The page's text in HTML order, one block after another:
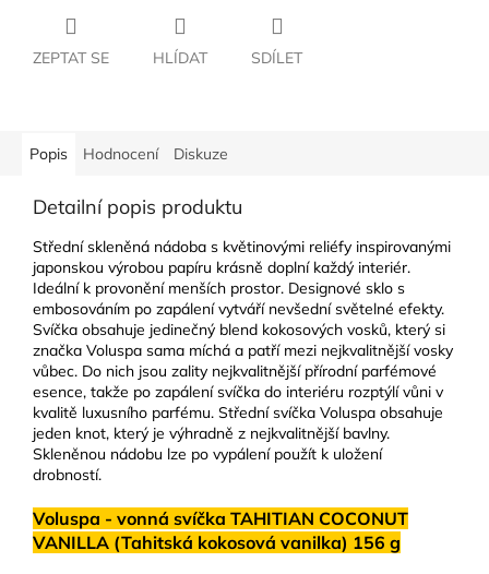
ZEPTAT SE HLÍDAT SDÍLET
Popis Hodnocení Diskuze
Detailní popis produktu
Střední skleněná nádoba s květinovými reliéfy inspirovanými
japonskou výrobou papíru krásně doplní každý interiér.
Ideální k provonění menších prostor. Designové sklo s
embosováním po zapálení vytváří nevšední světelné efekty.
Svíčka obsahuje jedinečný blend kokosových vosků, který si
značka Voluspa sama míchá a patří mezi nejkvalitnější vosky
vůbec. Do nich jsou zality nejkvalitnější přírodní parfémové
esence, takže po zapálení svíčka do interiéru rozptýlí vůni v
kvalitě luxusního parfému. Střední svíčka Voluspa obsahuje
jeden knot, který je výhradně z nejkvalitnější bavlny.
Skleněnou nádobu lze po vypálení použít k uložení
drobností.
Voluspa - vonná svíčka TAHITIAN COCONUT
VANILLA (Tahitská kokosová vanilka) 156 g